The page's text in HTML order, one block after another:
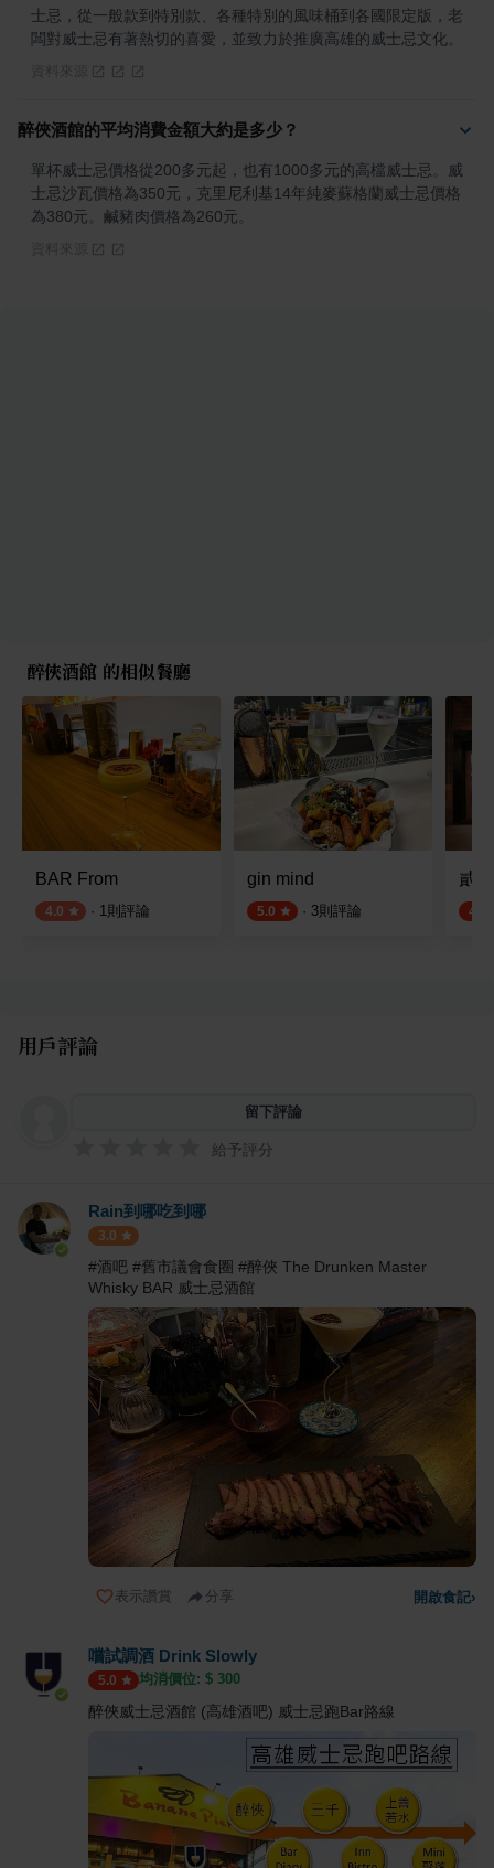
士忌，從一般款到特別款、各種特別的風味桶到各國限定版，老
闆對威士忌有著熱切的喜愛，並致力於推廣高雄的威士忌文化。
醉俠酒館的平均消費金額大約是多少？
單杯威士忌價格從200多元起，也有1000多元的高檔威士忌。威
士忌沙瓦價格為350元，克里尼利基14年純麥蘇格蘭威士忌價格
為380元。鹹豬肉價格為260元。
醉俠酒館 的相似餐廳
BAR From
4.0 · 1則評論
gin mind
5.0 · 3則評論
貳
4.8
用戶評論
留下評論
給予評分
Rain到哪吃到哪
3.0
#酒吧 #舊市議會食圈 #醉俠 The Drunken Master
Whisky BAR 威士忌酒館
表示讚賞 分享 開啟食記›
嚐試調酒 Drink Slowly
5.0 均消價位: $ 300
醉俠威士忌酒館 (高雄酒吧) 威士忌跑Bar路線